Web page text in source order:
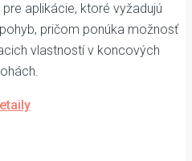
aplikácie, ktoré vyžadujú
pričom ponúka možnosť
vlastností v koncových